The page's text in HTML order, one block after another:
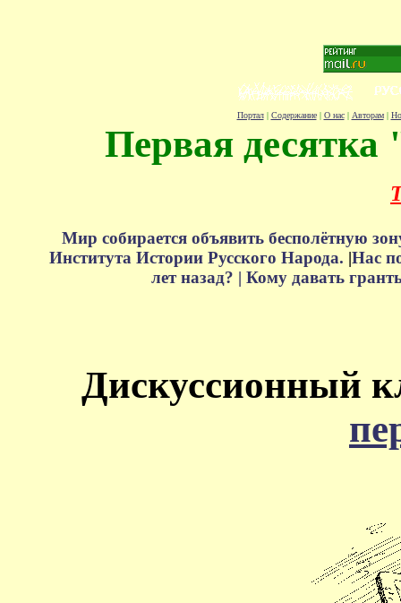
Портал| Содержание| О нас| Авторам|
Первая десятка
Мир собирается объявить бесполётную
Института Истории Русского Народа. |Нас
лет назад? | Кому давать
Дискуссионный